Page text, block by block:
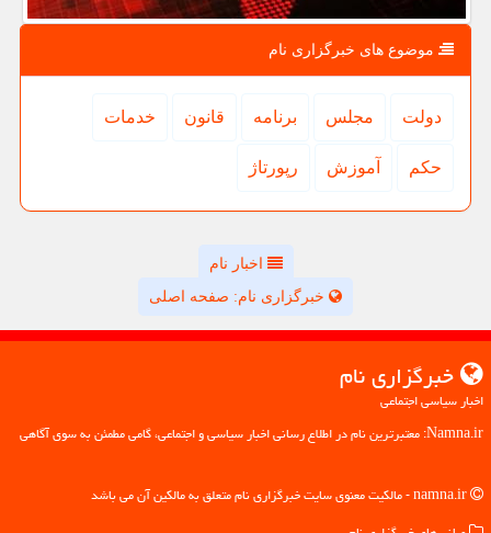
موضوع های خبرگزاری نام
دولت مجلس برنامه قانون خدمات
حكم آموزش رپورتاژ
اخبار نام
خبرگزاری نام: صفحه اصلی
خبرگزاری نام
اخبار سیاسی اجتماعی
Namna.ir: معتبرترین نام در اطلاع رسانی اخبار سیاسی و اجتماعی، گامی مطمئن به سوی آگاهی